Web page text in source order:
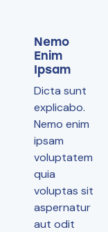
Nemo
Enim
Ipsam
Dicta sunt
explicabo.
Nemo enim
ipsam
voluptatem
quia
voluptas sit
aspernatur
aut odit